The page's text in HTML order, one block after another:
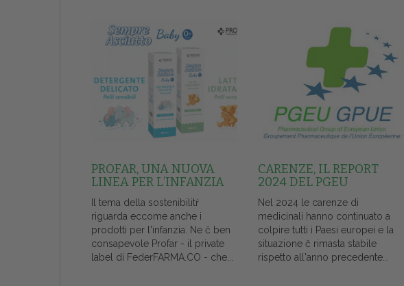
PROFAR, UNA NUOVA
LINEA PER L’INFANZIA
Il tema della sostenibilitŕ
riguarda eccome anche i
prodotti per l'infanzia. Ne č ben
consapevole Profar - il private
label di FederFARMA.CO - che...
CARENZE, IL REPORT
2024 DEL PGEU
Nel 2024 le carenze di
medicinali hanno continuato a
colpire tutti i Paesi europei e la
situazione č rimasta stabile
rispetto all'anno precedente...